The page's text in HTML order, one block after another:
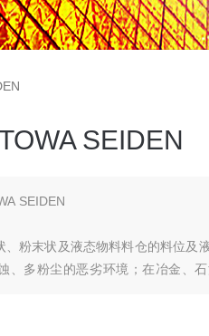
SEIDEN
SEIDEN
粉末状及液态物料料仓的料位及
、多粉尘的恶劣环境；在冶金、石